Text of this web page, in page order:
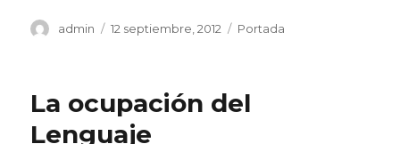
Autor
admin
Publicado
12 septiembre, 2012 Categorías
Portada
La ocupación del
Lenguaje